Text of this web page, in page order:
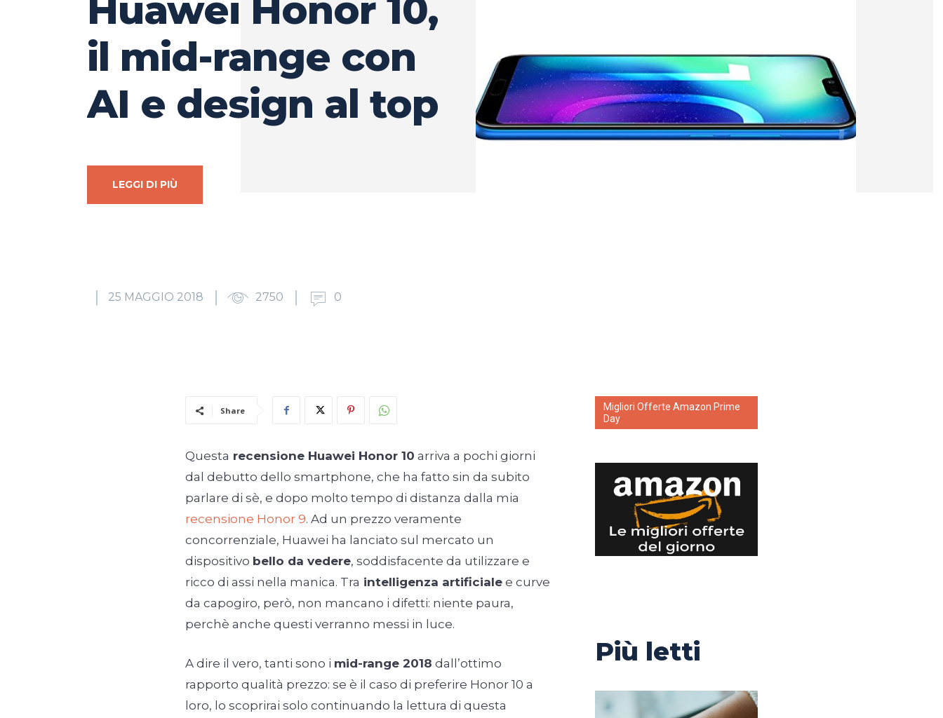
Huawei Honor 10,
il mid-range con
AI e design al top
LEGGI DI PIÙ
25 MAGGIO 2018 2750 0
Share
Questa recensione Huawei Honor 10 arriva a pochi giorni
dal debutto dello smartphone, che ha fatto sin da subito
parlare di sè, e dopo molto tempo di distanza dalla mia
recensione Honor 9. Ad un prezzo veramente
concorrenziale, Huawei ha lanciato sul mercato un
dispositivo bello da vedere, soddisfacente da utilizzare e
ricco di assi nella manica. Tra intelligenza artificiale e curve
da capogiro, però, non mancano i difetti: niente paura,
perchè anche questi verranno messi in luce.
A dire il vero, tanti sono i mid-range 2018 dall’ottimo
rapporto qualità prezzo: se è il caso di preferire Honor 10 a
loro, lo scoprirai solo continuando la lettura di questa
Migliori Offerte Amazon Prime
Day
Più letti